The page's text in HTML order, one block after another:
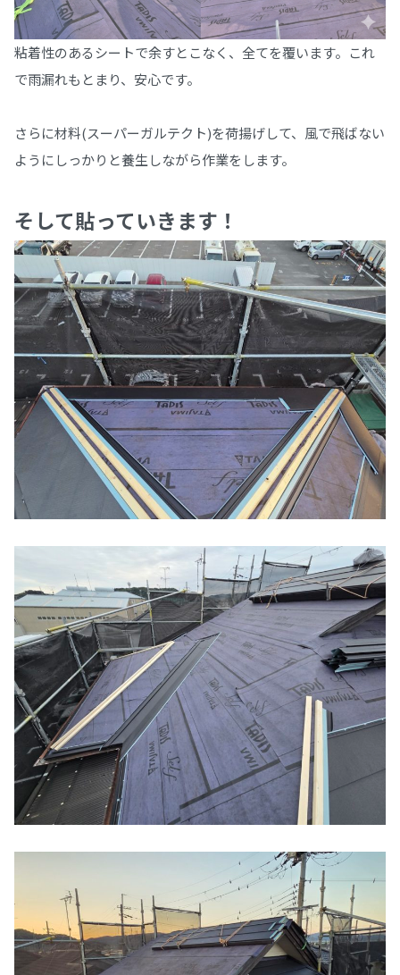
粘着性のあるシートで余すとこなく、全てを覆います。これ
で雨漏れもとまり、安心です。
さらに材料(スーパーガルテクト)を荷揚げして、風で飛ばない
ようにしっかりと養生しながら作業をします。
そして貼っていきます！